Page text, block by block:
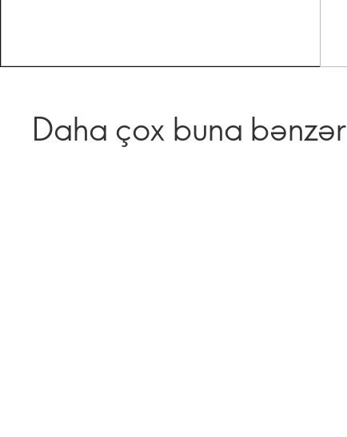
Daha çox buna bənzər